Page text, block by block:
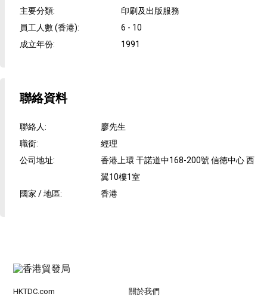
主要分類:
印刷及出版服務
員工人數 (香港):
6 - 10
成立年份: 1991
聯絡資料
聯絡人:
廖先生
職銜:
經理
公司地址:
香港上環 干諾道中168-200號 信徳中心 西
翼10樓1室
國家 / 地區: 香港
HKTDC.com 關於我們